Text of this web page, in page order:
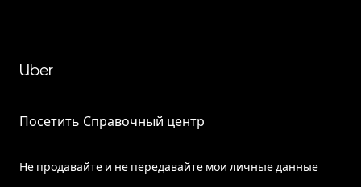
Uber
Посетить Справочный центр
Не продавайте и не передавайте мои личные данные